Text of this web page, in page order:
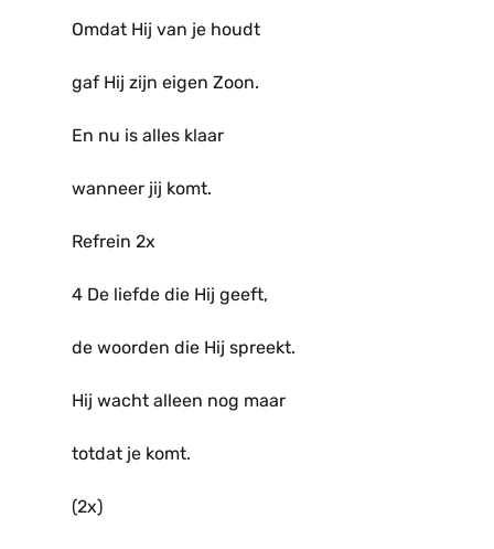
Omdat Hij van je houdt
gaf Hij zijn eigen Zoon.
En nu is alles klaar
wanneer jij komt.
Refrein 2x
4 De liefde die Hij geeft,
de woorden die Hij spreekt.
Hij wacht alleen nog maar
totdat je komt.
(2x)